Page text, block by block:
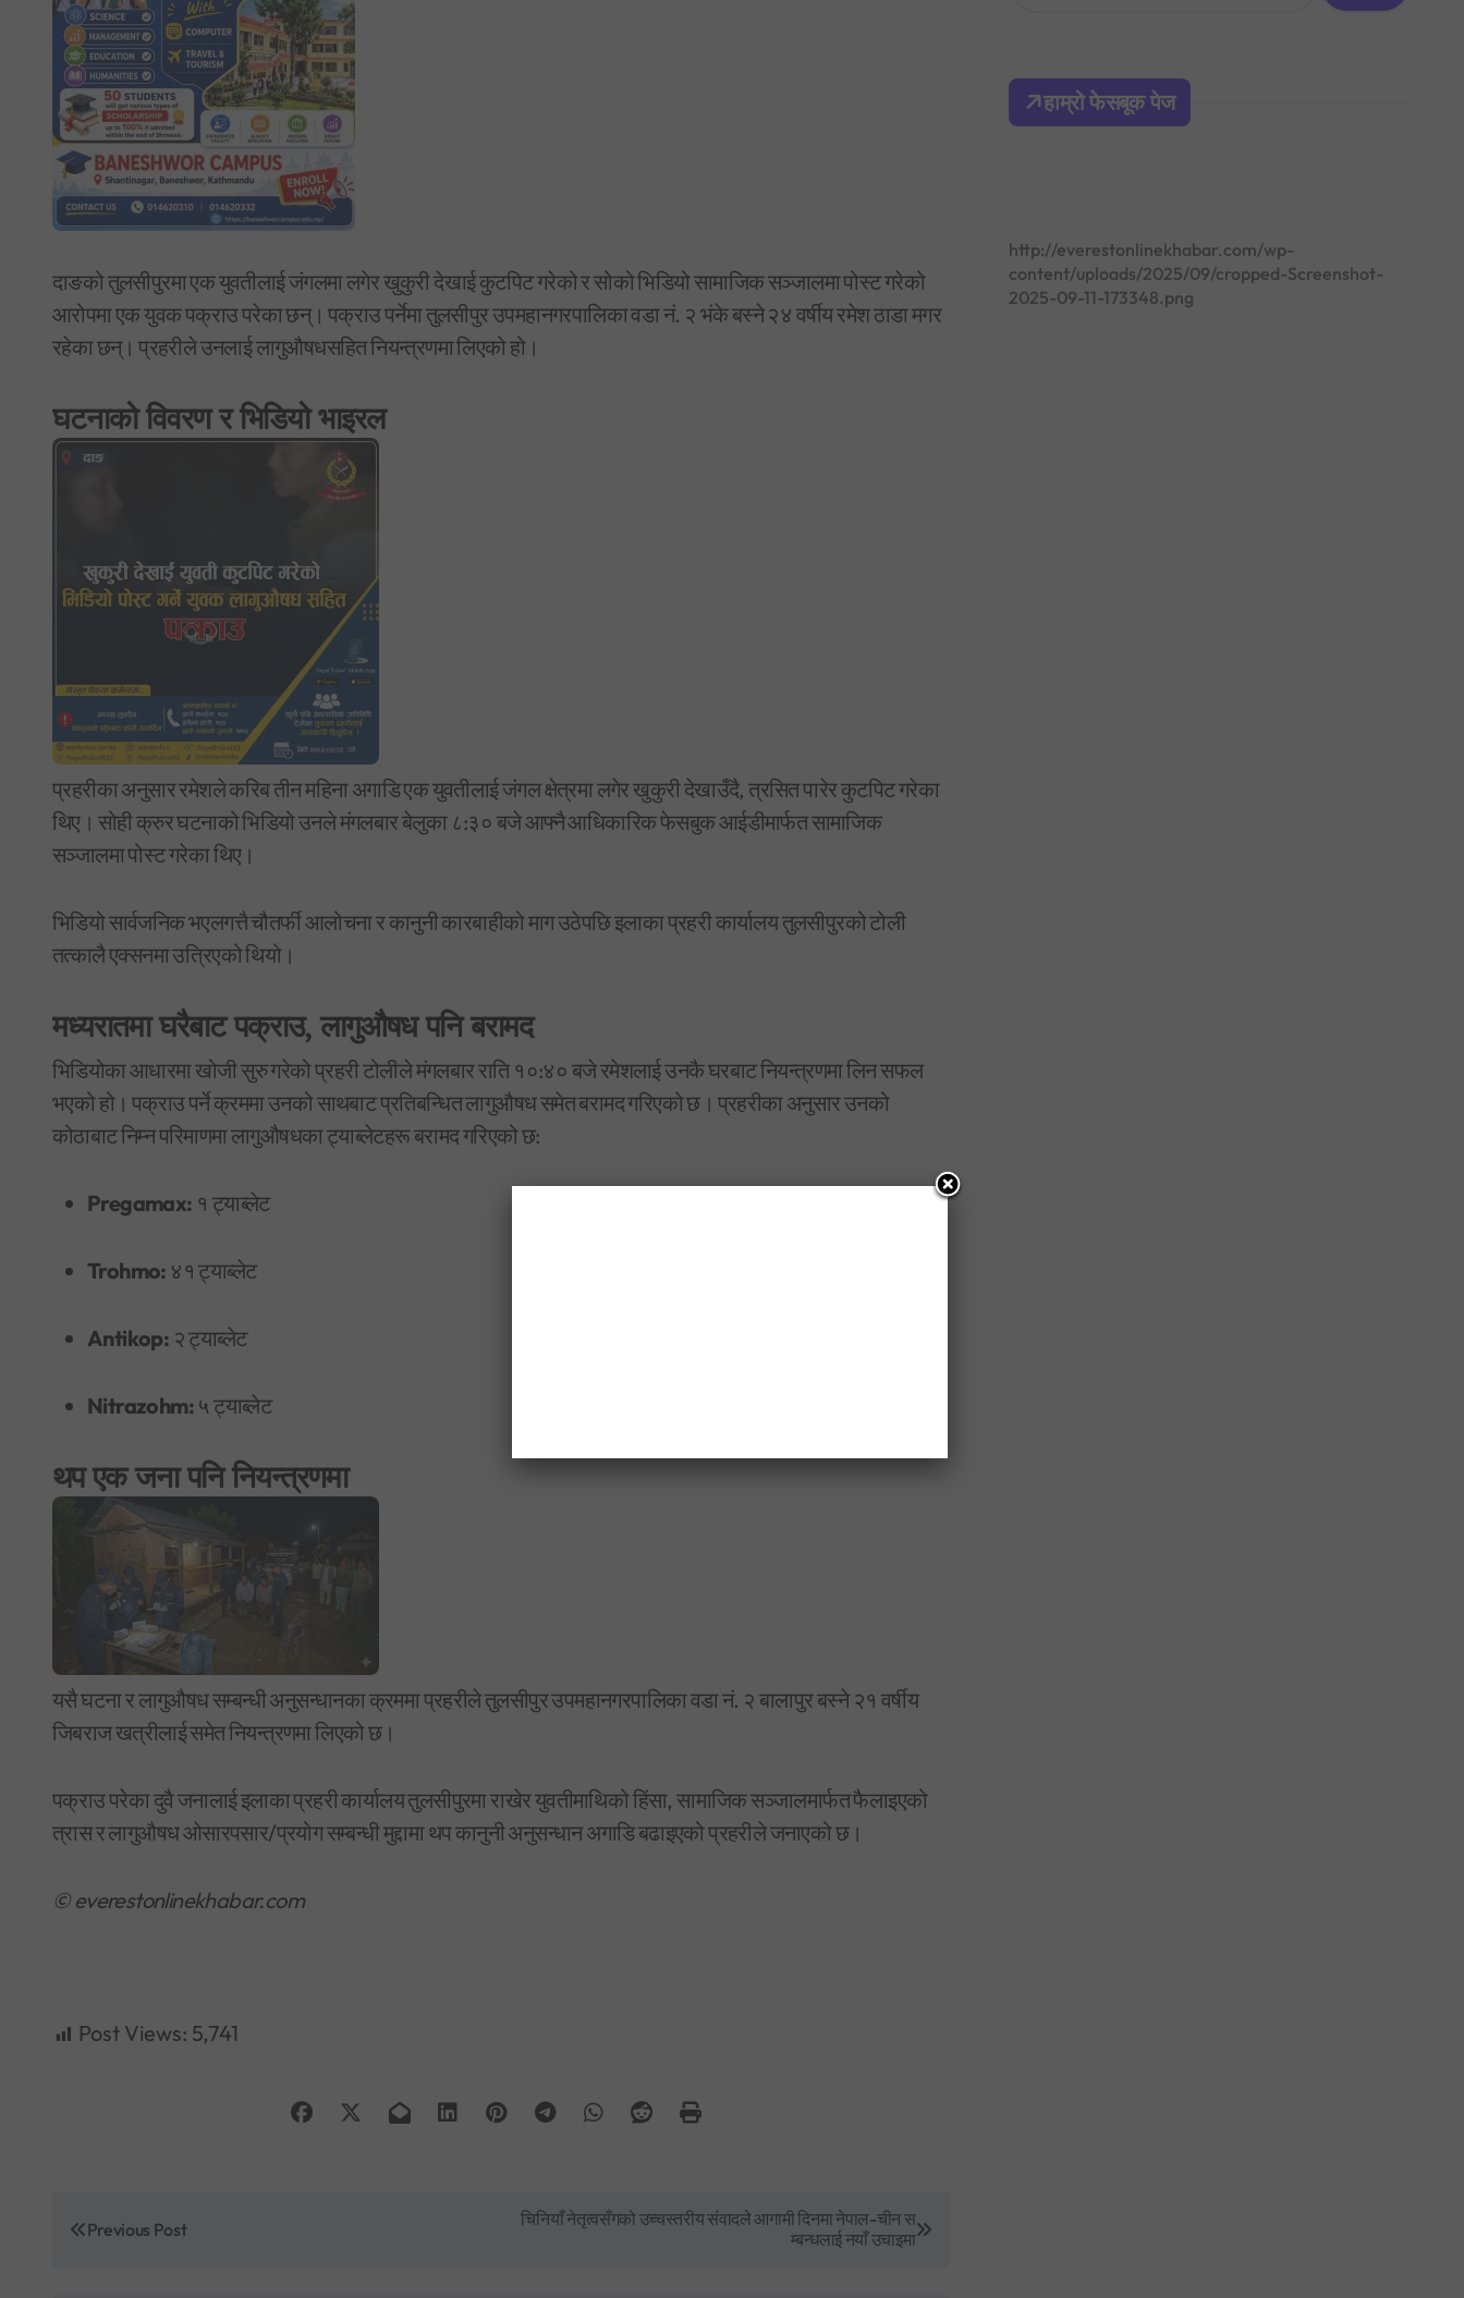
दाङको तुलसीपुरमा एक युवतीलाई जंगलमा लगेर खुकुरी देखाई कुटपिट गरेको र सोको भिडियो सामाजिक सञ्जालमा पोस्ट गरेको
आरोपमा एक युवक पक्राउ परेका छन्। पक्राउ पर्नेमा तुलसीपुर उपमहानगरपालिका वडा नं. २ भंके बस्ने २४ वर्षीय रमेश ठाडा मगर
रहेका छन्। प्रहरीले उनलाई लागुऔषधसहित नियन्त्रणमा लिएको हो।
घटनाको विवरण र भिडियो भाइरल
प्रहरीका अनुसार रमेशले करिब तीन महिना अगाडि एक युवतीलाई जंगल क्षेत्रमा लगेर खुकुरी देखाउँदै, त्रसित पारेर कुटपिट गरेका
थिए। सोही क्रुर घटनाको भिडियो उनले मंगलबार बेलुका ८:३० बजे आफ्नै आधिकारिक फेसबुक आईडीमार्फत सामाजिक
सञ्जालमा पोस्ट गरेका थिए।
भिडियो सार्वजनिक भएलगत्तै चौतर्फी आलोचना र कानुनी कारबाहीको माग उठेपछि इलाका प्रहरी कार्यालय तुलसीपुरको टोली
तत्कालै एक्सनमा उत्रिएको थियो।
मध्यरातमा घरैबाट पक्राउ, लागुऔषध पनि बरामद
भिडियोका आधारमा खोजी सुरु गरेको प्रहरी टोलीले मंगलबार राति १०:४० बजे रमेशलाई उनकै घरबाट नियन्त्रणमा लिन सफल
भएको हो। पक्राउ पर्ने क्रममा उनको साथबाट प्रतिबन्धित लागुऔषध समेत बरामद गरिएको छ। प्रहरीका अनुसार उनको
कोठाबाट निम्न परिमाणमा लागुऔषधका ट्याब्लेटहरू बरामद गरिएको छ:
Pregamax: १ ट्याब्लेट
Trohmo: ४१ ट्याब्लेट
Antikop: २ ट्याब्लेट
Nitrazohm: ५ ट्याब्लेट
थप एक जना पनि नियन्त्रणमा
यसै घटना र लागुऔषध सम्बन्धी अनुसन्धानका क्रममा प्रहरीले तुलसीपुर उपमहानगरपालिका वडा नं. २ बालापुर बस्ने २१ वर्षीय
जिबराज खत्रीलाई समेत नियन्त्रणमा लिएको छ।
पक्राउ परेका दुवै जनालाई इलाका प्रहरी कार्यालय तुलसीपुरमा राखेर युवतीमाथिको हिंसा, सामाजिक सञ्जालमार्फत फैलाइएको
त्रास र लागुऔषध ओसारपसार/प्रयोग सम्बन्धी मुद्दामा थप कानुनी अनुसन्धान अगाडि बढाइएको प्रहरीले जनाएको छ।
© everestonlinekhabar.com
Post Views: 5,741
Previous Post
चिनियाँ नेतृत्वसँगको उच्चस्तरीय संवादले आगामी दिनमा नेपाल-चीन स
म्बन्धलाई नयाँ उचाइमा
h
o
हाम्रो फेसबूक पेज
http://everestonlinekhabar.com/wp-
content/uploads/2025/09/cropped-Screenshot-
2025-09-11-173348.png